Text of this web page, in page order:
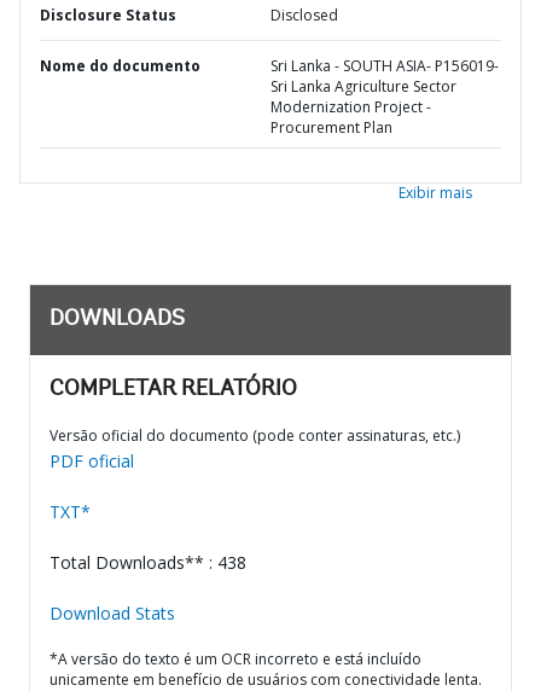
Disclosure Status Disclosed
Nome do documento
Sri Lanka - SOUTH ASIA- P156019-
Sri Lanka Agriculture Sector
Modernization Project -
Procurement Plan
Exibir mais
DOWNLOADS
COMPLETAR RELATÓRIO
Versão oficial do documento (pode conter assinaturas, etc.)
PDF oficial
TXT*
Total Downloads** : 438
Download Stats
*A versão do texto é um OCR incorreto e está incluído
unicamente em benefício de usuários com conectividade lenta.